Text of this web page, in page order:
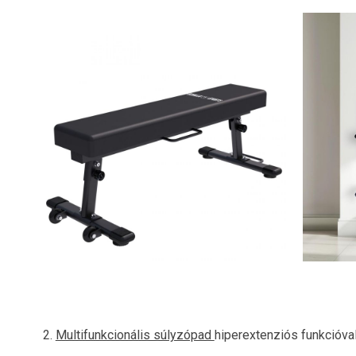
2. Multifunkcionális súlyzópad hiperextenziós